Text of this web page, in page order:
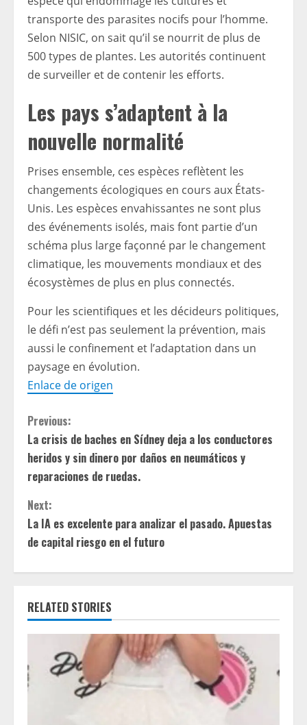
transporte des parasites nocifs pour l’homme.
Selon NISIC, on sait qu’il se nourrit de plus de
500 types de plantes. Les autorités continuent
de surveiller et de contenir les efforts.
Les pays s’adaptent à la
nouvelle normalité
Prises ensemble, ces espèces reflètent les
changements écologiques en cours aux États-
Unis. Les espèces envahissantes ne sont plus
des événements isolés, mais font partie d’un
schéma plus large façonné par le changement
climatique, les mouvements mondiaux et des
écosystèmes de plus en plus connectés.
Pour les scientifiques et les décideurs politiques,
le défi n’est pas seulement la prévention, mais
aussi le confinement et l’adaptation dans un
paysage en évolution.
Enlace de origen
C
o
n
t
i
n
u
e
e
Previous:
La crisis de baches en Sídney deja a los conductores
heridos y sin dinero por daños en neumáticos y
reparaciones de ruedas.
Next:
La IA es excelente para analizar el pasado. Apuestas
de capital riesgo en el futuro
RELATED STORIES